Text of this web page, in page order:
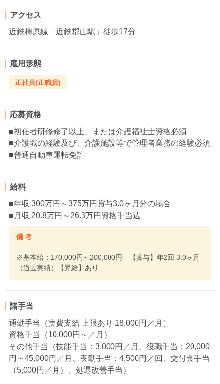
アクセス
近鉄橿原線「近鉄郡山駅」徒歩17分
雇用形態
正社員(正職員)
応募資格
■初任者研修修了以上、または介護福祉士資格必須
■介護職の経験及び、介護施設等で管理者業務の経験必須
■普通自動車運転免許
給料
■年収 300万円～375万円賞与3.0ヶ月分の場合
■月収 20.8万円～26.3万円資格手当込
備 考
※基本給：170,000円～200,000円 【賞与】年2回 3.0ヶ月
（過去実績）【昇給】あり
諸手当
通勤手当（実費支給 上限あり 18,000円／月）
資格手当（10,000円～／月）
その他手当（技能手当：3,000円／月、役職手当：20,000
円～45,000円／月、夜勤手当：4,500円／回、交付金手当
（5,000円／月）、処遇改善手当）